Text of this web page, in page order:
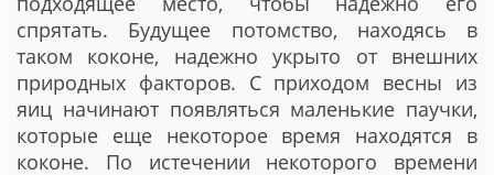
спрятать. Будущее потомство, находясь в
таком коконе, надежно укрыто от внешних
природных факторов. С приходом весны из
яиц начинают появляться маленькие паучки,
которые еще некоторое время находятся в
коконе. По истечении некоторого времени